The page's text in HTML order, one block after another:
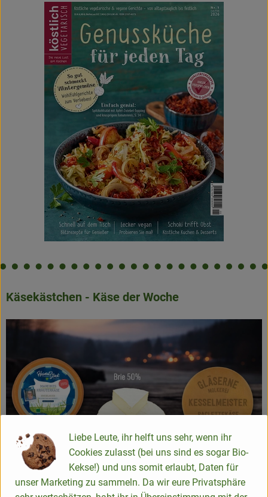
Käsekästchen - Käse der Woche
Käse UNO: Mareikes Kräuterkäse Knoblauch von der
Liebe Leute, ihr helft uns sehr, wenn ihr
Cookies zulasst (bei uns sind es sogar Bio-
Kekse!) und uns somit erlaubt, Daten für
unser Marketing zu sammeln. Da wir eure Privatsphäre